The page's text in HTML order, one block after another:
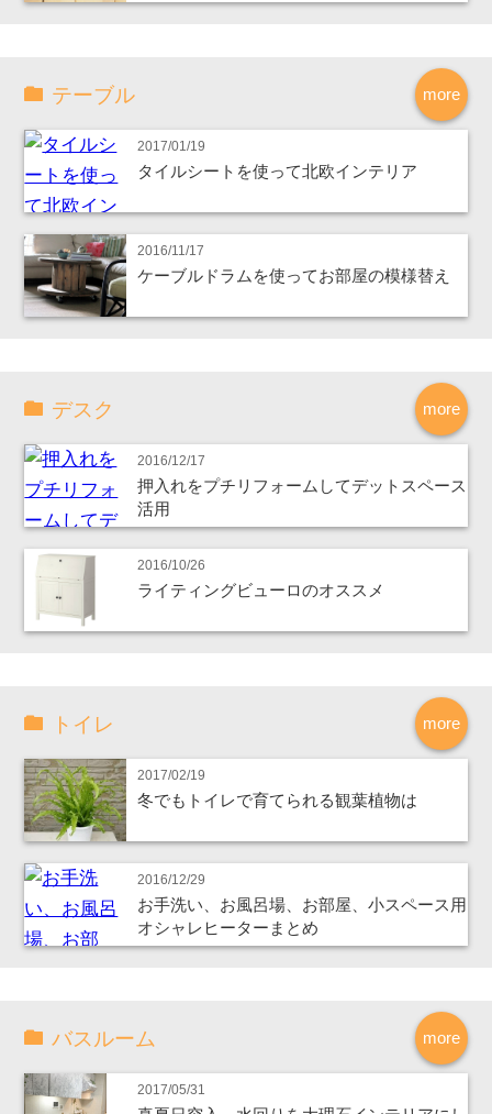
more
テーブル
2017/01/19
タイルシートを使って北欧インテリア
2016/11/17
ケーブルドラムを使ってお部屋の模様替え
more
デスク
2016/12/17
押入れをプチリフォームしてデットスペース
活用
2016/10/26
ライティングビューロのオススメ
more
トイレ
2017/02/19
冬でもトイレで育てられる観葉植物は
2016/12/29
お手洗い、お風呂場、お部屋、小スペース用
オシャレヒーターまとめ
more
バスルーム
2017/05/31